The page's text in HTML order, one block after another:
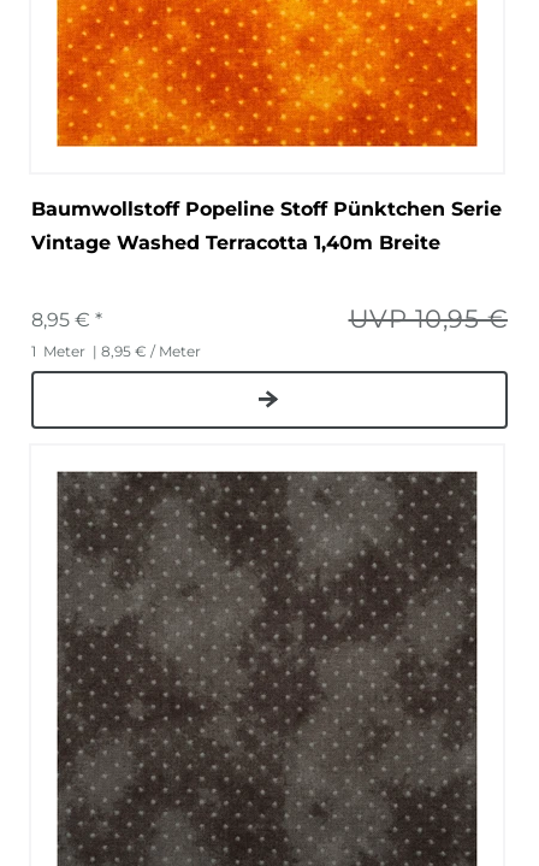
Baumwollstoff Popeline Stoff Pünktchen Serie
Vintage Washed Terracotta 1,40m Breite
UVP 10,95 €
8,95 € *
1 Meter | 8,95 € / Meter